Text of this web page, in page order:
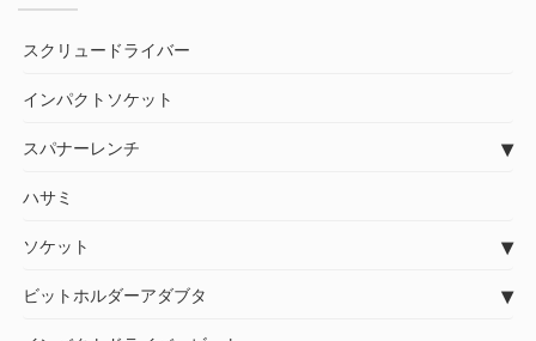
スクリュードライバー
インパクトソケット
スパナーレンチ
ハサミ
ソケット
ビットホルダーアダブタ